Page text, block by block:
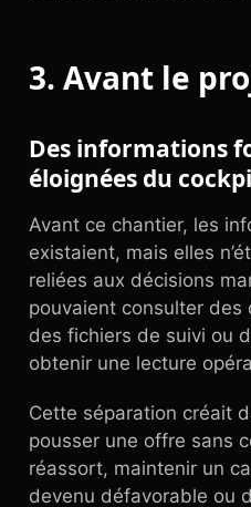
3. Avant le
Des informations
éloignées du
Avant ce chantier, les
existaient, mais elles
reliées aux décisions
pouvaient consulter des
des fichiers de suivi ou
obtenir une lecture
Cette séparation créait
pousser une offre sans
réassort, maintenir un
devenu défavorable ou